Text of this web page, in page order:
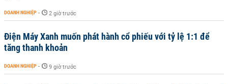
DOANH NGHIỆP - 2 giờ trước
Điện Máy Xanh muốn phát hành cổ phiếu với tỷ lệ 1:1 để
tăng thanh khoản
DOANH NGHIỆP - 9 giờ trước